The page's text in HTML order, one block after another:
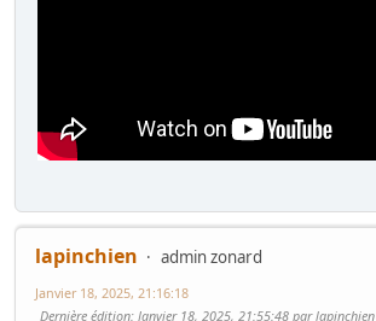
lapinchien
admin zonard
Janvier 18, 2025, 21:16:18
Dernière édition: Janvier 18, 2025, 21:55:48 par lapinchien